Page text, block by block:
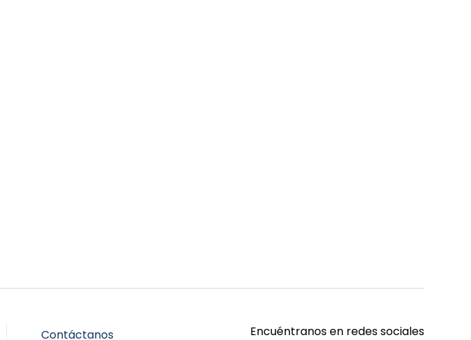
Contáctanos
Encuéntranos en redes sociales